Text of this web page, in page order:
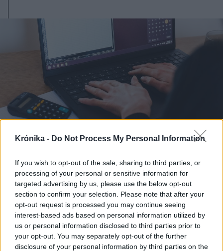
Krónika - Do Not Process My Personal Information
If you wish to opt-out of the sale, sharing to third parties, or
processing of your personal or sensitive information for
targeted advertising by us, please use the below opt-out
section to confirm your selection. Please note that after your
opt-out request is processed you may continue seeing
interest-based ads based on personal information utilized by
us or personal information disclosed to third parties prior to
your opt-out. You may separately opt-out of the further
disclosure of your personal information by third parties on the
2026. február 17., kedd
Közgazdász: a közszférának kell
viselnie a deficitcsökkentő
intézkedések terheit a következő
időszakban